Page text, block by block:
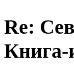
Re:
Книга-